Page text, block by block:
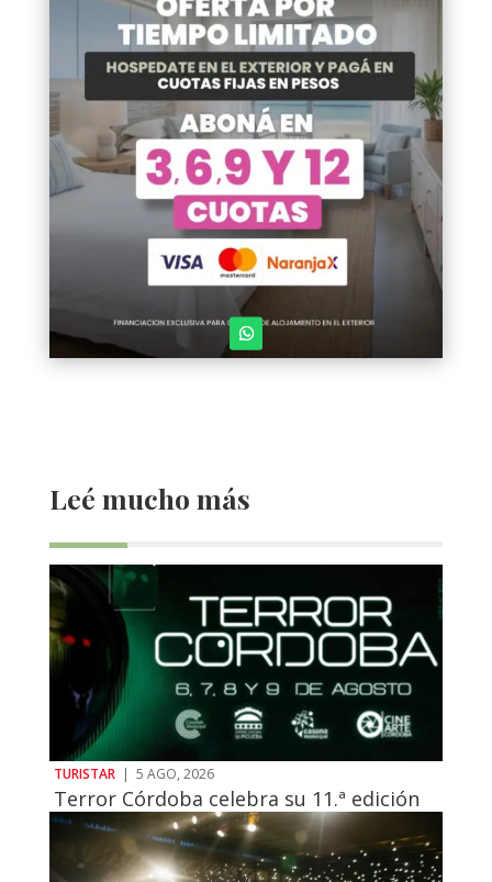
Leé mucho más
TURISTAR | 5 AGO, 2026
Terror Córdoba celebra su 11.ª edición